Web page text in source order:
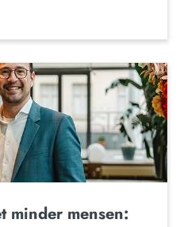
minder mensen: